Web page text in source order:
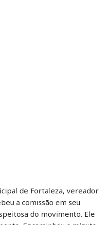
de Fortaleza, vereador
a comissão em seu
do movimento. Ele